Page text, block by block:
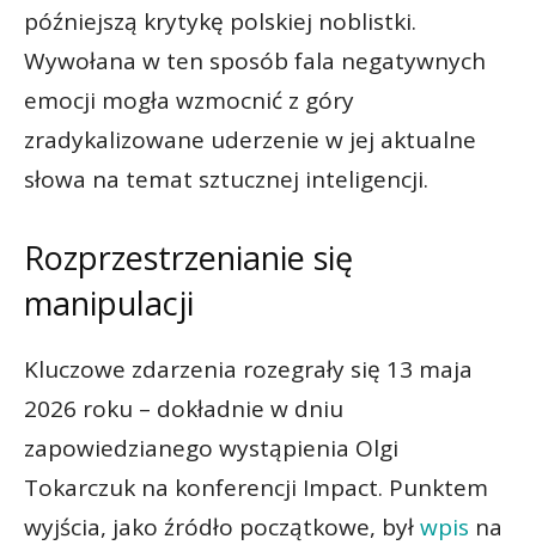
późniejszą krytykę polskiej noblistki.
Wywołana w ten sposób fala negatywnych
emocji mogła wzmocnić z góry
zradykalizowane uderzenie w jej aktualne
słowa na temat sztucznej inteligencji.
Rozprzestrzenianie się
manipulacji
Kluczowe zdarzenia rozegrały się 13 maja
2026 roku – dokładnie w dniu
zapowiedzianego wystąpienia Olgi
Tokarczuk na konferencji Impact. Punktem
wyjścia, jako źródło początkowe, byłwpis na